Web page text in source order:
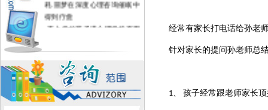
得到疗愈
·不上学的孩子进心理学校有用
吗？
正常上学了
心理咨询能挽回婚恋情感吗？
经常有家长打电话给孙老
针对家长的提问孙老师总
1、 孩子经常跟老师家长